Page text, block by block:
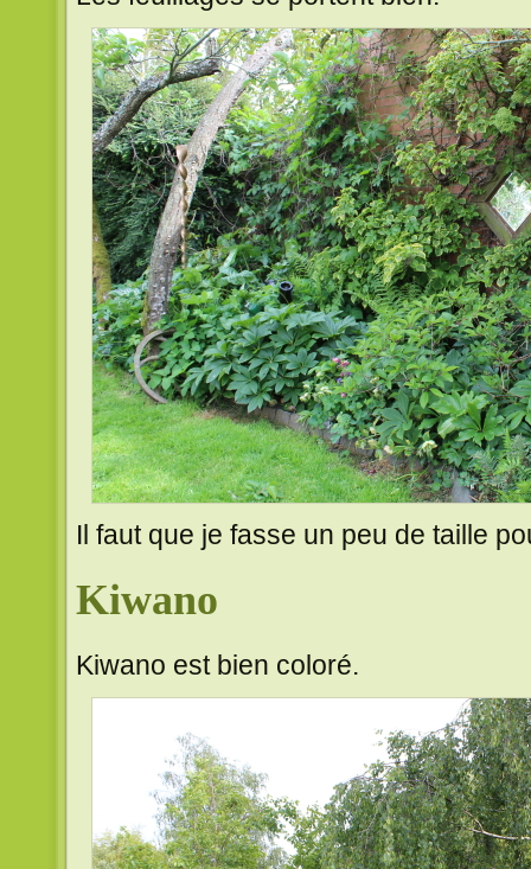
Il faut que je fasse un peu de taille
Kiwano
Kiwano est bien coloré.